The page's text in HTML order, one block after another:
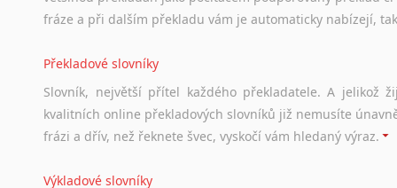
z slovenštiny
z čínštiny
Afrikánština
Ajmarština
Albánština
fráze a při dalším překladu vám je automaticky nabízejí,
Překladové slovníky
Slovník, největší přítel každého překladatele. A jelikož
kvalitních online překladových slovníků již nemusíte
frázi a dřív, než řeknete švec, vyskočí vám hledaný výraz.
Výkladové slovníky